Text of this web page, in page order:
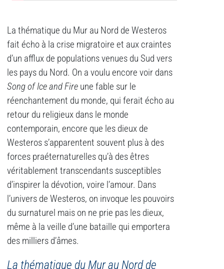
La thématique du Mur au Nord de Westeros
fait écho à la crise migratoire et aux craintes
d’un afflux de populations venues du Sud vers
les pays du Nord. On a voulu encore voir dans
Song of Ice and Fire une fable sur le
réenchantement du monde, qui ferait écho au
retour du religieux dans le monde
contemporain, encore que les dieux de
Westeros s’apparentent souvent plus à des
forces praéternaturelles qu’à des êtres
véritablement transcendants susceptibles
d’inspirer la dévotion, voire l’amour. Dans
l’univers de Westeros, on invoque les pouvoirs
du surnaturel mais on ne prie pas les dieux,
même à la veille d’une bataille qui emportera
des milliers d’âmes.
La thématique du Mur au Nord de